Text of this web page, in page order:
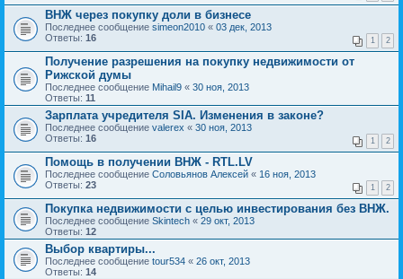
ВНЖ через покупку доли в бизнесе
Последнее сообщение simeon2010 « 03 дек, 2013
Ответы: 16 1 2
Получение разрешения на покупку недвижимости от
Рижской думы
Последнее сообщение Mihail9 « 30 ноя, 2013
Ответы: 11
Зарплата учредителя SIA. Изменения в законе?
Последнее сообщение valerex « 30 ноя, 2013
Ответы: 16 1 2
Помощь в получении ВНЖ - RTL.LV
Последнее сообщение Соловьянов Алексей « 16 ноя, 2013
Ответы: 23 1 2
Покупка недвижимости с целью инвестирования без ВНЖ.
Последнее сообщение Skintech « 29 окт, 2013
Ответы: 12
Выбор квартиры...
Последнее сообщение tour534 « 26 окт, 2013
Ответы: 14